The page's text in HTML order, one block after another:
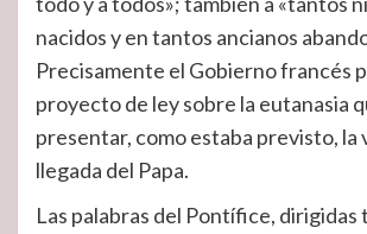
nacidos y en tantos ancianos
Precisamente el Gobierno francés
proyecto de ley sobre la eutanasia
presentar, como estaba previsto, la
llegada del Papa.
Las palabras del Pontífice, dirigidas